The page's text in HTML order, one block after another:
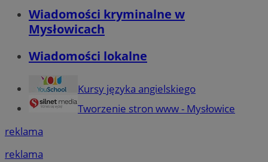
Wiadomości kryminalne w
Mysłowicach
Wiadomości lokalne
Kursy języka angielskiego
Tworzenie stron www - Mysłowice
reklama
reklama